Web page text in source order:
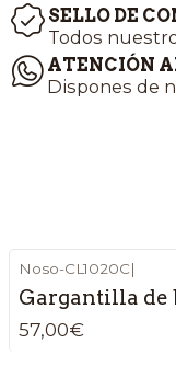
SELLO DE
Todos
ATENCIÓN
Dispones de
Noso-CL1020C|
Gargantilla de
57,00€